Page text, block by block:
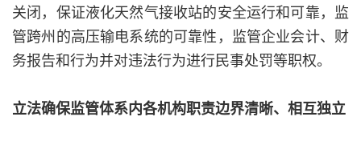
关闭，保证液化天然气接收站的安全运行和可靠，监
管跨州的高压输电系统的可靠性，监管企业会计、财
务报告和行为并对违法行为进行民事处罚等职权。
立法确保监管体系内各机构职责边界清晰、相互独立